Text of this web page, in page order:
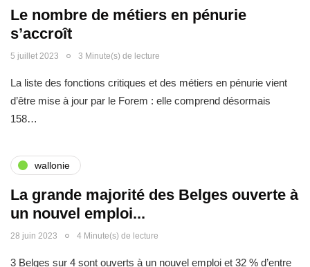
Le nombre de métiers en pénurie
s’accroît
5 juillet 2023 3 Minute(s) de lecture
La liste des fonctions critiques et des métiers en pénurie vient
d’être mise à jour par le Forem : elle comprend désormais
158…
wallonie
La grande majorité des Belges ouverte à
un nouvel emploi...
28 juin 2023 4 Minute(s) de lecture
3 Belges sur 4 sont ouverts à un nouvel emploi et 32 % d’entre